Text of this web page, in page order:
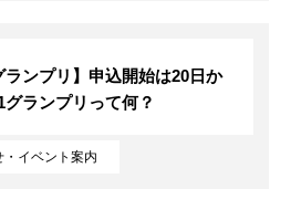
・イベント案内
ランプリ】申込開始は20日か
グランプリって何？